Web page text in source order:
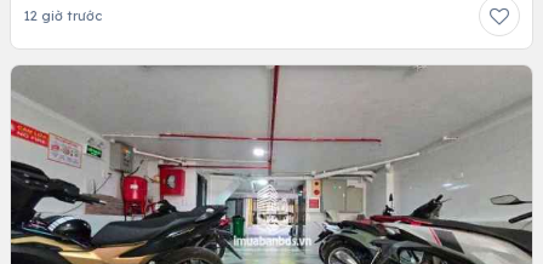
12 giờ trước